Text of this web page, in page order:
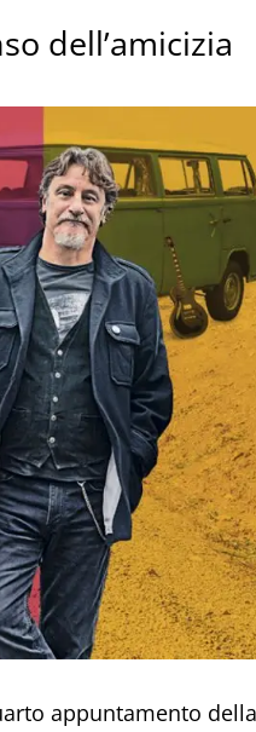
dell’amicizia
appuntamento della